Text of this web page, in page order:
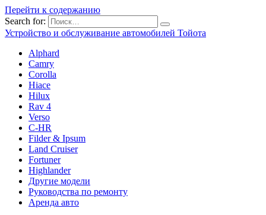
Перейти к содержанию
Search for:
Устройство и обслуживание автомобилей Тойота
Alphard
Camry
Corolla
Hiace
Hilux
Rav 4
Verso
C-HR
Filder & Ipsum
Land Cruiser
Fortuner
Highlander
Другие модели
Руководства по ремонту
Аренда авто